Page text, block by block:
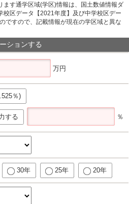
ます通学区域(学区)情報は、国土数値情報ダ
校区データ【2021年度】及び中学校区デー
ですので、記載情報が現在の学区域と異な
ションする
万円
％)
する ％
30年 25年 20年